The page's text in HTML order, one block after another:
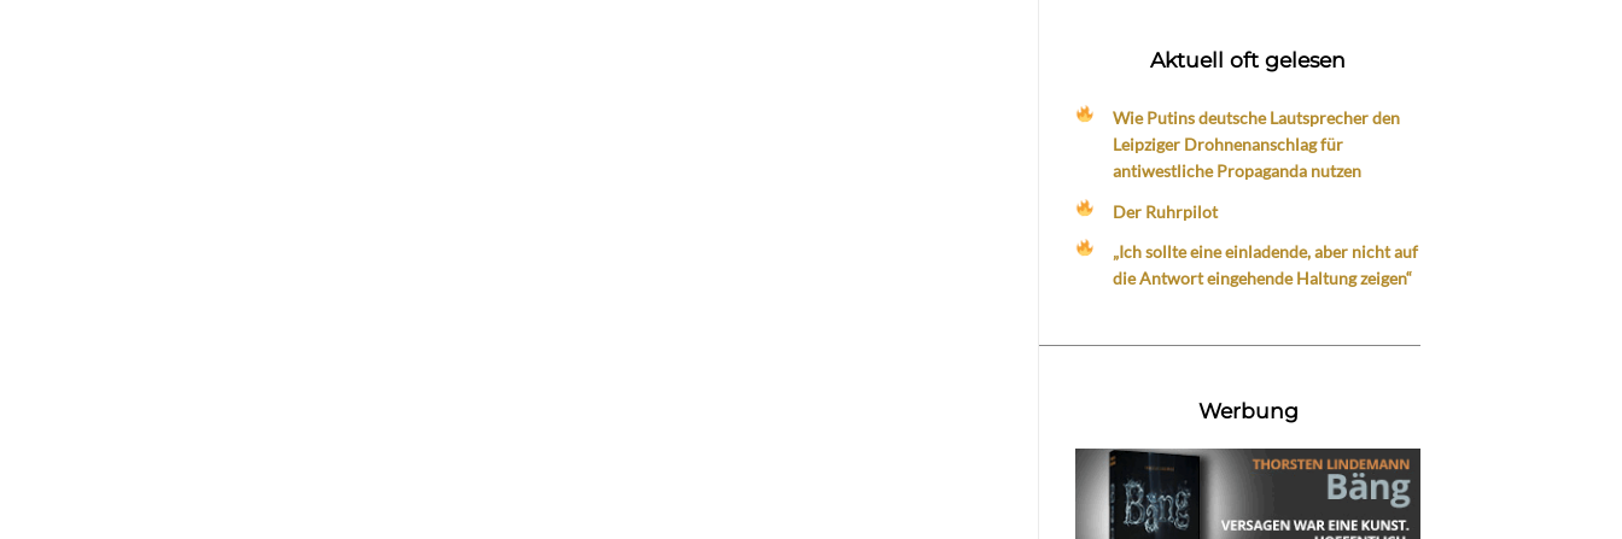
Aktuell oft gelesen
Wie Putins deutsche Lautsprecher den
Leipziger Drohnenanschlag für
antiwestliche Propaganda nutzen
Der Ruhrpilot
„Ich sollte eine einladende, aber nicht auf
die Antwort eingehende Haltung zeigen“
Werbung